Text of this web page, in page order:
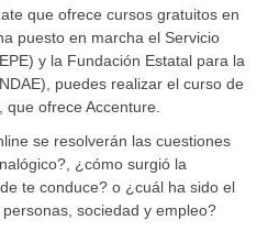
que ofrece cursos gratuitos en
puesto en marcha el Servicio
y la Fundación Estatal para la
puedes realizar el curso de
ofrece Accenture.
se resolverán las cuestiones
¿cómo surgió la
te conduce? o ¿cuál ha sido el
sociedad y empleo?